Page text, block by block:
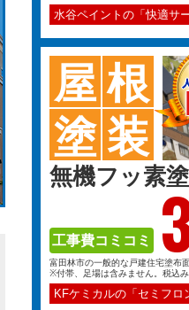
水谷ペイントの「快適サ
屋 根
塗 装
無機フッ素
工事費コミコミ
富田林市の一般的な戸建住宅塗布
※付帯、足場は含みません。税込み
KFケミカルの「セミフロ